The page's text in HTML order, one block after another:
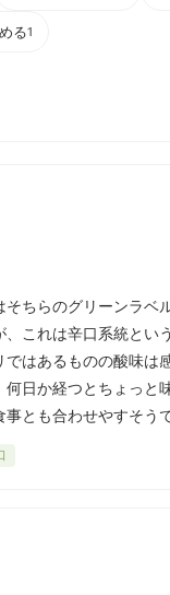
る1
ちらのグリーンラベ
これは辛口系統とい
ではあるものの酸味
日か経つとちょっ
とも合わせやすそうで